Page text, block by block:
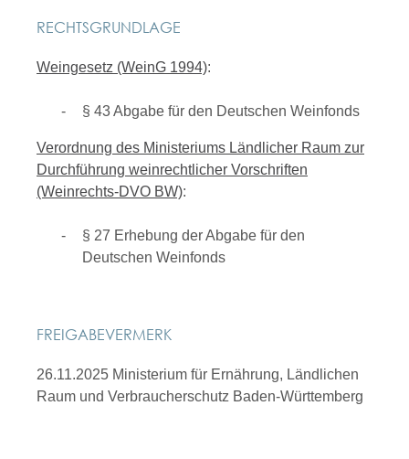
RECHTSGRUNDLAGE
Weingesetz (WeinG 1994):
§ 43 Abgabe für den Deutschen Weinfonds
Verordnung des Ministeriums Ländlicher Raum zur
Durchführung weinrechtlicher Vorschriften
(Weinrechts-DVO BW):
§ 27 Erhebung der Abgabe für den
Deutschen Weinfonds
FREIGABEVERMERK
26.11.2025 Ministerium für Ernährung, Ländlichen
Raum und Verbraucherschutz Baden-Württemberg